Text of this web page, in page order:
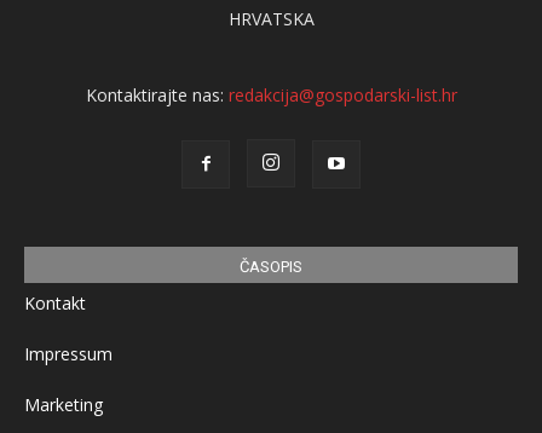
HRVATSKA
Kontaktirajte nas: redakcija@gospodarski-list.hr
ČASOPIS
Kontakt
Impressum
Marketing